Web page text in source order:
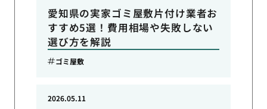
愛知県の実家ゴミ屋敷片付け業者お
すすめ5選！費用相場や失敗しない
選び方を解説
ゴミ屋敷
2026.05.11